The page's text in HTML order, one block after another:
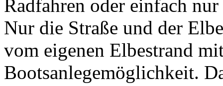
Radfahren oder einfach
Nur die Straße und der
vom eigenen Elbestrand
Bootsanlegemöglichkeit.